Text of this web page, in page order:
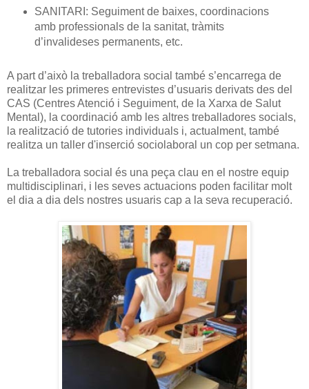
SANITARI: Seguiment de baixes, coordinacions
amb professionals de la sanitat, tràmits
d’invalideses permanents, etc.
A part d’això la treballadora social també s’encarrega de
realitzar les primeres entrevistes d’usuaris derivats des del
CAS (Centres Atenció i Seguiment, de la Xarxa de Salut
Mental), la coordinació amb les altres treballadores socials,
la realització de tutories individuals i, actualment, també
realitza un taller d'inserció sociolaboral un cop per setmana.
La treballadora social és una peça clau en el nostre equip
multidisciplinari, i les seves actuacions poden facilitar molt
el dia a dia dels nostres usuaris cap a la seva recuperació.